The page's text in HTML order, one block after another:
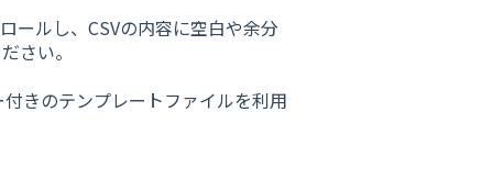
ールし、CSVの内容に空白や余分
さい。
きのテンプレートファイルを利用